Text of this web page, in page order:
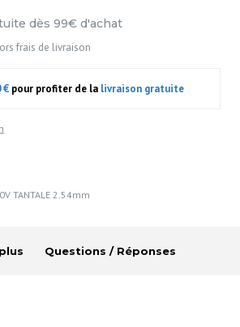
dès 99€ d'achat
frais de livraison
€pour profiter de la livraison gratuite
TANTALE 2.54mm
Questions / Réponses